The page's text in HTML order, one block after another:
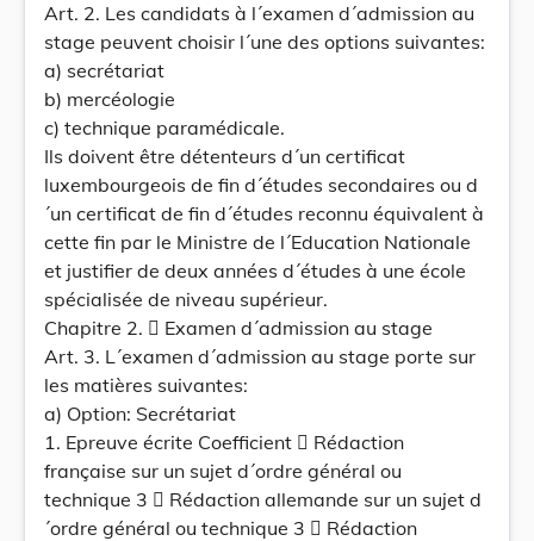
Art. 2. Les candidats à l´examen d´admission au
stage peuvent choisir l´une des options suivantes:
a) secrétariat
b) mercéologie
c) technique paramédicale.
Ils doivent être détenteurs d´un certificat
luxembourgeois de fin d´études secondaires ou d
´un certificat de fin d´études reconnu équivalent à
cette fin par le Ministre de l´Education Nationale
et justifier de deux années d´études à une école
spécialisée de niveau supérieur.
Chapitre 2.  Examen d´admission au stage
Art. 3. L´examen d´admission au stage porte sur
les matières suivantes:
a) Option: Secrétariat
1. Epreuve écrite Coefficient  Rédaction
française sur un sujet d´ordre général ou
technique 3  Rédaction allemande sur un sujet d
´ordre général ou technique 3  Rédaction